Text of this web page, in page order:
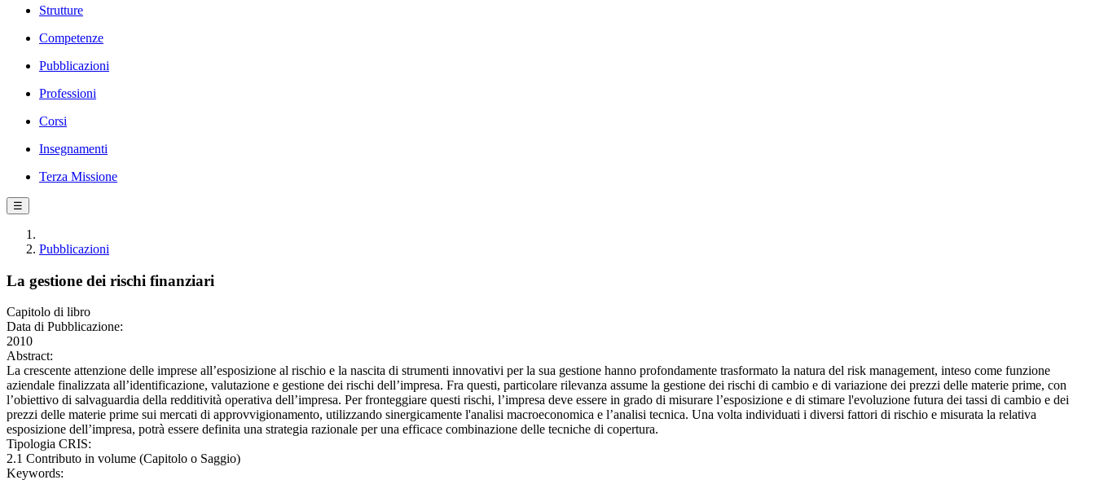
Strutture
Competenze
Pubblicazioni
Professioni
Corsi
Insegnamenti
Terza Missione
☰
Pubblicazioni
La gestione dei rischi finanziari
Capitolo di libro
Data di Pubblicazione:
2010
Abstract:
La crescente attenzione delle imprese all’esposizione al rischio e la nascita di strumenti innovativi per la sua gestione hanno profondamente trasformato la natura del risk management, inteso come funzione
aziendale finalizzata all’identificazione, valutazione e gestione dei rischi dell’impresa. Fra questi, particolare rilevanza assume la gestione dei rischi di cambio e di variazione dei prezzi delle materie prime, con
l’obiettivo di salvaguardia della redditività operativa dell’impresa. Per fronteggiare questi rischi, l’impresa deve essere in grado di misurare l’esposizione e di stimare l'evoluzione futura dei tassi di cambio e dei
prezzi delle materie prime sui mercati di approvvigionamento, utilizzando sinergicamente l'analisi macroeconomica e l’analisi tecnica. Una volta individuati i diversi fattori di rischio e misurata la relativa
esposizione dell’impresa, potrà essere definita una strategia razionale per una efficace combinazione delle tecniche di copertura.
Tipologia CRIS:
2.1 Contributo in volume (Capitolo o Saggio)
Keywords: